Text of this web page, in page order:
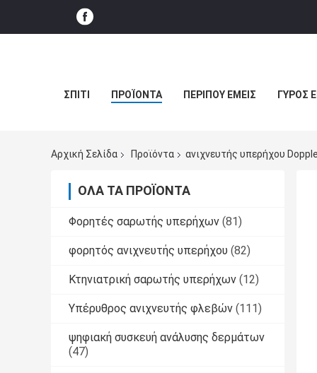
ΣΠΊΤΙ ΠΡΟΪΌΝΤΑ ΠΕΡΊΠΟΥ ΕΜΕΊΣ ΓΎΡΟΣ
Αρχική Σελίδα Προϊόντα ανιχνευτής υπερήχου
ΌΛΑ ΤΑ ΠΡΟΪΌΝΤΑ
Φορητές σαρωτής υπερήχων (81)
φορητός ανιχνευτής υπερήχου (82)
Κτηνιατρική σαρωτής υπερήχων (12)
Υπέρυθρος ανιχνευτής φλεβών (111)
ψηφιακή συσκευή ανάλυσης δερμάτων
(47)